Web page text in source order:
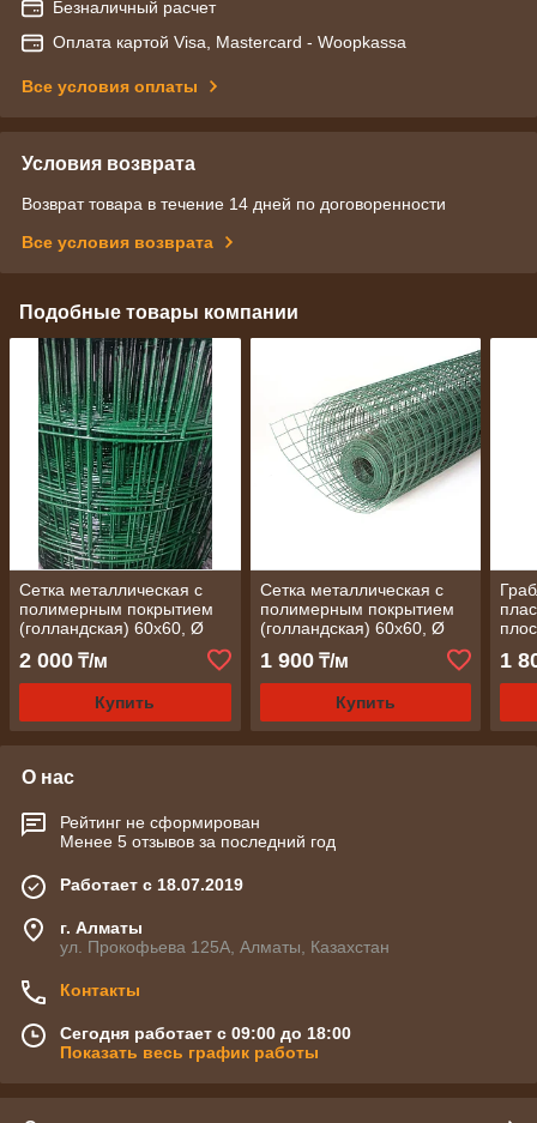
Безналичный расчет
Оплата картой Visa, Mastercard - Woopkassa
Все условия оплаты
Условия возврата
Возврат товара в течение 14 дней по договоренности
Все условия возврата
Подобные товары компании
Сетка металлическая с
полимерным покрытием
(голландская) 60х60, Ø
(разукомплект)
2 000 ₸/м
Купить
Сетка металлическая с
полимерным покрытием
(голландская) 60х60, Ø
(разукомплект)
1 900₸/м
Купить
1
О нас
Рейтинг не сформирован
Менее 5 отзывов за последний год
Работает с 18.07.2019
г. Алматы
ул. Прокофьева 125А, Алматы, Казахстан
Контакты
Сегодня работает с 09:00 до 18:00
Показать весь график работы